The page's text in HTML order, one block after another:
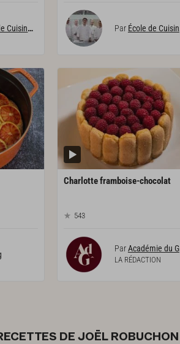
Alain Ducasse Par École de Cuisine Alain Ducasse
Charlotteframboise-chocolat
543
ParAcadémie du Goût
LA RÉDACTION
DE JOËL ROBUCHON